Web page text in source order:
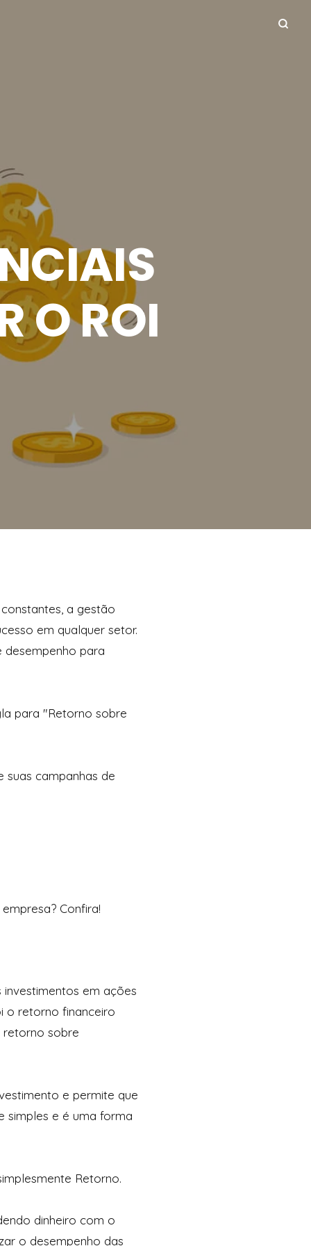
O ROI
a gestão
em qualquer setor.
desempenho para
para "Retorno sobre
suas campanhas de
Confira!
em ações
o retorno financeiro
retorno sobre
e permite que
simples e é uma forma
Retorno.
dinheiro com o
o desempenho das